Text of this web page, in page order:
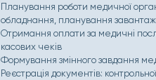
Планування роботи медичної
обладнання, планування
Отримання оплати за медичні
касових чеків
Формування змінного завдання
Реєстрація документів: